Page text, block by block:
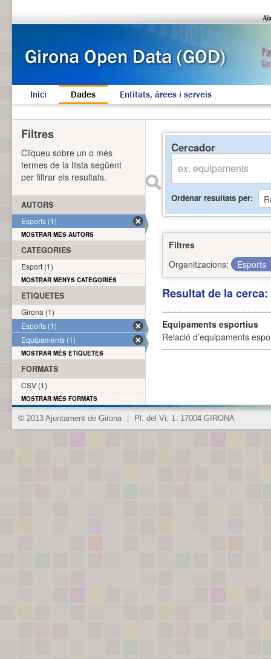
Inici Dades Entitats, àrees i serveis
Cercador
Ordenar resultats per
Filtres
Organitzacions:
Esports
Resultat de la
Equipaments esportius
Relació d’equipaments
Filtres
Cliqueu sobre un o més
termes de la llista següent
per filtrar els resultats.
AUTORS
Esports (1)
MOSTRAR MÉS AUTORS
CATEGORIES
Esport (1)
MOSTRAR MENYS CATEGORIES
ETIQUETES
Girona (1)
Esports (1)
Equipaments (1)
MOSTRAR MÉS ETIQUETES
FORMATS
CSV (1)
MOSTRAR MÉS FORMATS
© 2013 Ajuntament de Girona Pl. del Vi, 1. 17004 GIRONA